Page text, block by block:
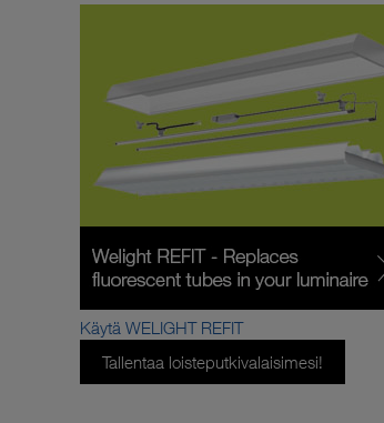
Käytä WELIGHT REFIT
Tallentaa loisteputkivalaisimesi!